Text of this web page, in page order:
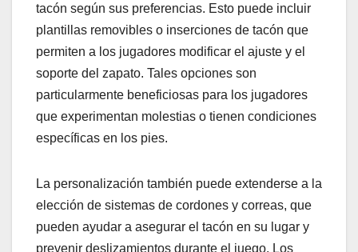
tacón según sus preferencias. Esto puede incluir
plantillas removibles o inserciones de tacón que
permiten a los jugadores modificar el ajuste y el
soporte del zapato. Tales opciones son
particularmente beneficiosas para los jugadores
que experimentan molestias o tienen condiciones
específicas en los pies.
La personalización también puede extenderse a la
elección de sistemas de cordones y correas, que
pueden ayudar a asegurar el tacón en su lugar y
prevenir deslizamientos durante el juego. Los